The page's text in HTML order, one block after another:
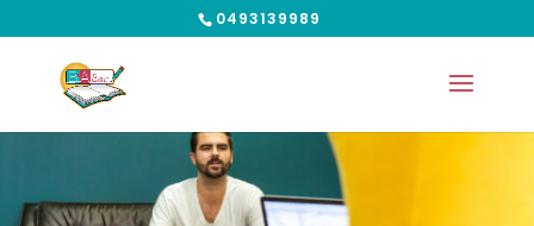
0493139989